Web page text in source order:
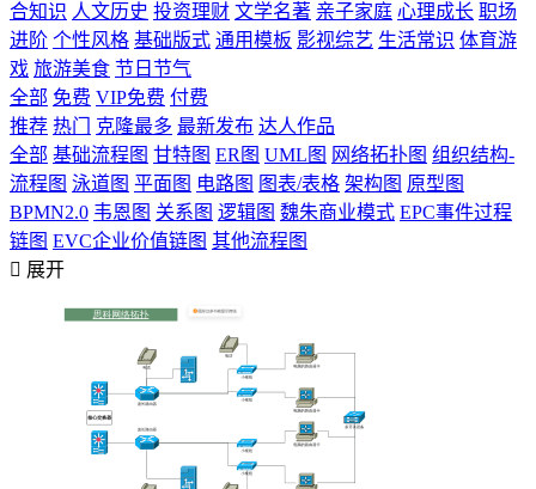
合知识 人文历史 投资理财 文学名著 亲子家庭 心理成长 职场
进阶 个性风格 基础版式 通用模板 影视综艺 生活常识 体育游
戏 旅游美食 节日节气
全部 免费 VIP免费 付费
推荐 热门 克隆最多 最新发布 达人作品
全部 基础流程图 甘特图 ER图 UML图 网络拓扑图 组织结构-
流程图 泳道图 平面图 电路图 图表/表格 架构图 原型图
BPMN2.0 韦恩图 关系图 逻辑图 魏朱商业模式 EPC事件过程
链图 EVC企业价值链图 其他流程图
 展开